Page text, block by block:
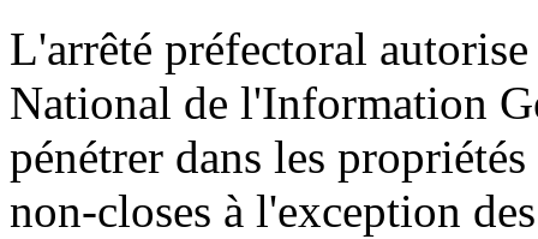
L'arrêté préfectoral
National de l'Information
pénétrer dans les
non-closes à l'exception